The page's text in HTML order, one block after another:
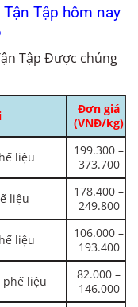
Tập hôm nay
Tập Được chúng
Đơn giá
(VNĐ/kg)
liệu
199.300 –
373.700
liệu
178.400 –
249.800
liệu
106.000 –
193.400
phế liệu
82.000 –
146.000